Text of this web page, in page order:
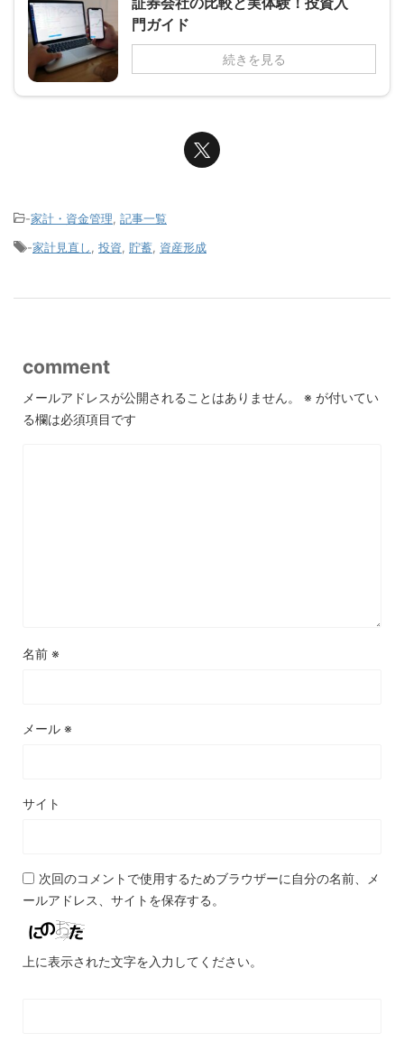
門ガイド
続きを見る
-家計・資金管理 記事一覧
-家計見直し 投資 貯蓄 資産形成
comment
メールアドレスが公開されることはありません。 ※ が付いてい
る欄は必須項目です
名前 ※
メール ※
サイト
次回のコメントで使用するためブラウザーに自分の名前、メ
ールアドレス、サイトを保存する。
上に表示された文字を入力してください。